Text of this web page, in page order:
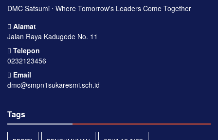
DMC Satsumi ⋅ Where Tomorrow's Leaders Come Together
Alamat
Jalan Raya Kadugede No. 11
Telepon
0232123456
Email
dmc@smpn1sukaresmi.sch.id
Tags